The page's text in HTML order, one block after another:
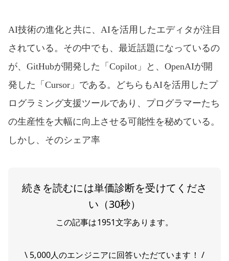
AI技術の進化と共に、AIを活用したエディタが注目
されている。その中でも、最近話題になっているの
が、GitHubが開発した「Copilot」と、OpenAIが開
発した「Cursor」である。どちらもAIを活用したプ
ログラミング支援ツールであり、プログラマーたち
の生産性を大幅に向上させる可能性を秘めている。
しかし、そのシェア率
続きを読むには単価診断を受けてくださ
い（30秒）
この記事は1951文字あります。
\ 5,000人のエンジニアに回答いただています！ /